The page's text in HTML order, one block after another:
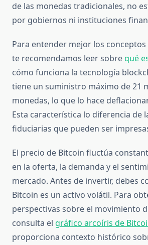
de las monedas tradicionales, no
por gobiernos ni instituciones
Para entender mejor los
te recomendamos leer sobrequé
cómo funciona la tecnología
tiene un suministro máximo de 21
monedas, lo que lo hace
Esta característica lo diferencia de
fiduciarias que pueden ser
El precio de Bitcoin fluctúa
en la oferta, la demanda y el
mercado. Antes de invertir, debes
Bitcoin es un activo volátil. Para
perspectivas sobre el movimiento
consulta el gráfico arcoíris de
proporciona contexto histórico